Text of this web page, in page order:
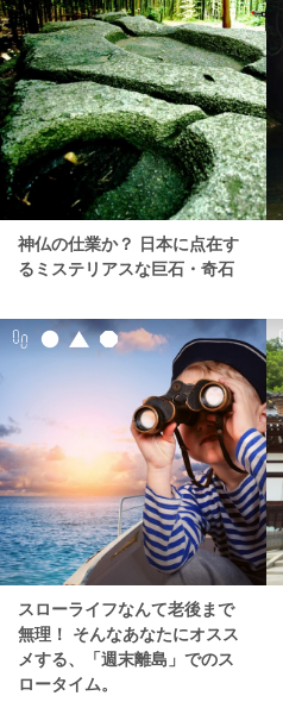
神仏の仕業か？ 日本に点在す
るミステリアスな巨石・奇石
スローライフなんて老後まで
無理！ そんなあなたにオスス
メする、「週末離島」でのス
ロータイム。